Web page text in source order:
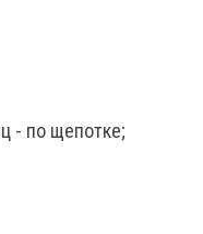
- по щепотке;